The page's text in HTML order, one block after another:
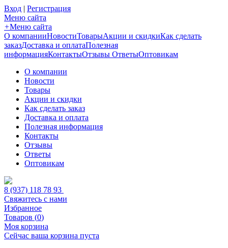
Вход | Регистрация
Меню сайта
+Меню сайта
О компанииНовостиТоварыАкции и скидкиКак сделать
заказДоставка и оплатаПолезная
информацияКонтактыОтзывы ОтветыОптовикам
О компании
Новости
Товары
Акции и скидки
Как сделать заказ
Доставка и оплата
Полезная информация
Контакты
Отзывы
Ответы
Оптовикам
8 (937) 118 78 93
Свяжитесь с нами
Избранное
Товаров (0)
Моя корзина
Сейчас ваша корзина пуста